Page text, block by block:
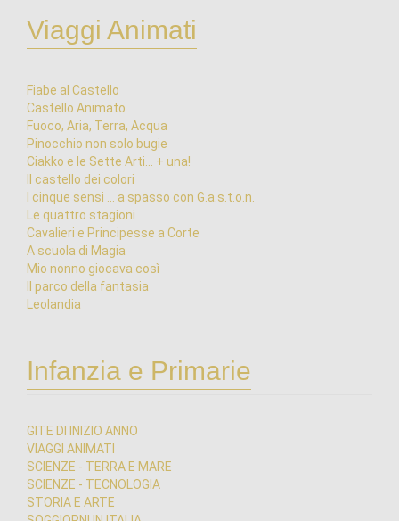
Viaggi Animati
Fiabe al Castello
Castello Animato
Fuoco, Aria, Terra, Acqua
Pinocchio non solo bugie
Ciakko e le Sette Arti... + una!
Il castello dei colori
I cinque sensi ... a spasso con G.a.s.t.o.n.
Le quattro stagioni
Cavalieri e Principesse a Corte
A scuola di Magia
Mio nonno giocava così
Il parco della fantasia
Leolandia
Infanzia e Primarie
GITE DI INIZIO ANNO
VIAGGI ANIMATI
SCIENZE - TERRA E MARE
SCIENZE - TECNOLOGIA
STORIA E ARTE